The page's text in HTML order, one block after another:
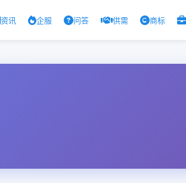
资讯 企服 问答 供需 商标